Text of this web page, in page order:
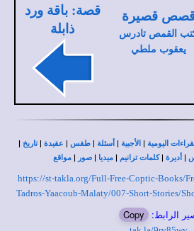
قصيرة
القمص تادرس
يعقوب ملطي
قصة: باقة ورد
ذابلة
اليومية | الأجبية | أسئلة | طقس | عقيدة |تاريخ |
| أديرة |كلمات ترانيم | ميديا | صور | مواقع
https://st-takla.org/Full-Free-Coptic-Books/
Tadros-Yaacoub-Malaty/007-Short-Stories/
الرابط: Copy